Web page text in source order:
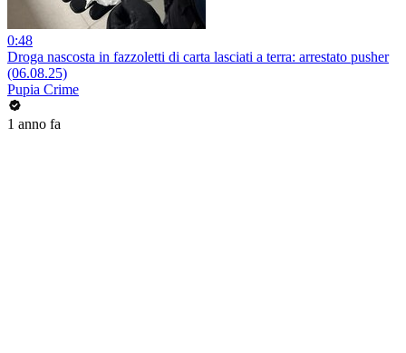
0:48
Droga nascosta in fazzoletti di carta lasciati a terra: arrestato pusher
(06.08.25)
Pupia Crime
1 anno fa